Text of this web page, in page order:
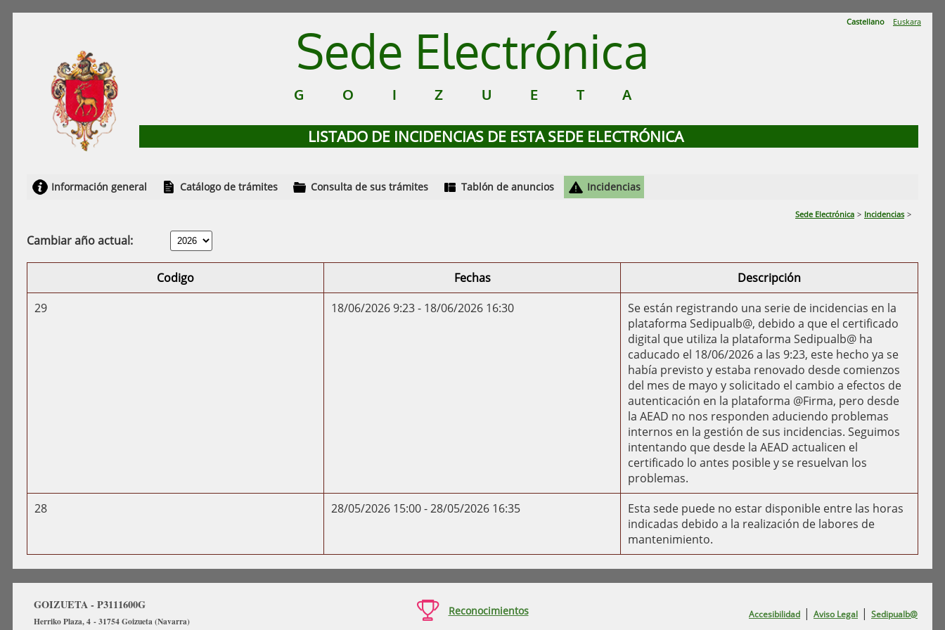
Castellano Euskara
Sede Electrónica
GOIZUETA
LISTADO DE INCIDENCIAS DE ESTA SEDE ELECTRÓNICA
Información general Catálogo de trámites Consulta de sus trámites Tablón de anuncios Incidencias
Sede Electrónica > Incidencias >
Cambiar año actual:
Codigo Fechas
Descripción
29
18/06/2026 9:23 - 18/06/2026 16:30
Se están registrando una serie de incidencias en la
plataforma Sedipualb@, debido a que el certificado
digital que utiliza la plataforma Sedipualb@ ha
caducado el 18/06/2026 a las 9:23, este hecho ya se
había previsto y estaba renovado desde comienzos
del mes de mayo y solicitado el cambio a efectos de
autenticación en la plataforma @Firma, pero desde
la AEAD no nos responden aduciendo problemas
internos en la gestión de sus incidencias. Seguimos
intentando que desde la AEAD actualicen el
certificado lo antes posible y se resuelvan los
problemas.
28
28/05/2026 15:00 - 28/05/2026 16:35
Esta sede puede no estar disponible entre las horas
indicadas debido a la realización de labores de
mantenimiento.
GOIZUETA - P3111600G
Herriko Plaza, 4 - 31754 Goizueta (Navarra)
 Reconocimientos Accesibilidad | Aviso Legal | Sedipualb@